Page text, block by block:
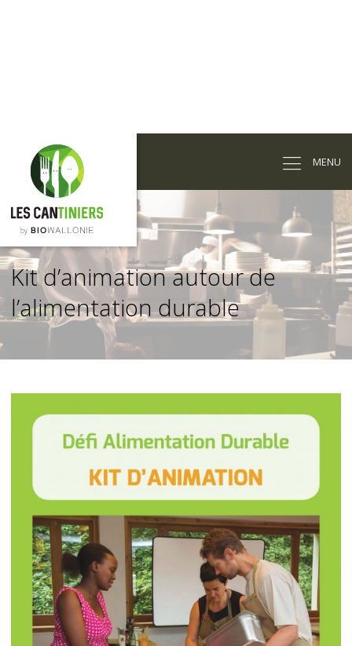
contenu
principal
MENU
Kit d’animation autour de
l’alimentation durable